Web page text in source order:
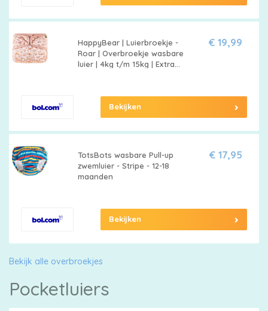
incontinentie en handicap
HappyBear | Luierbroekje -
Roar | Overbroekje wasbare
luier | 4kg t/m 15kg | Extra
€ 19,99
Bekijken
TotsBots wasbare Pull-up
zwemluier - Stripe - 12-18
maanden
€ 17,95
Bekijken
Bekijk alle overbroekjes
Pocketluiers